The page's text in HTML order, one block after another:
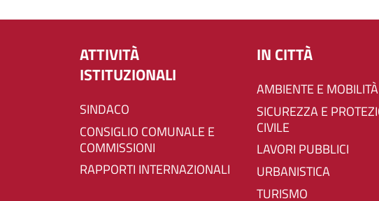
ATTIVITÀ
ISTITUZIONALI
SINDACO
CONSIGLIO COMUNALE E
COMMISSIONI
RAPPORTI INTERNAZIONALI
IN CITTÀ
AMBIENTE E MOBILITÀ
SICUREZZA E PROTEZIONE
CIVILE
LAVORI PUBBLICI
URBANISTICA
TURISMO